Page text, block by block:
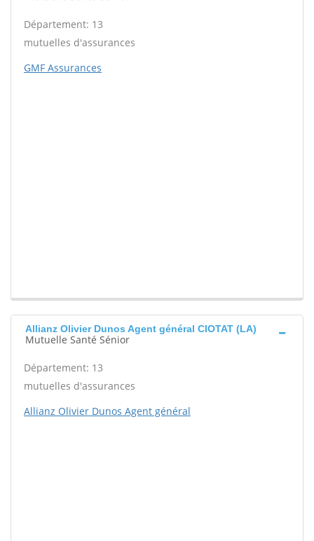
Département: 13
mutuelles d'assurances
GMF Assurances
Allianz Olivier Dunos Agent général CIOTAT (LA)
Mutuelle Santé Sénior
Département: 13
mutuelles d'assurances
Allianz Olivier Dunos Agent général